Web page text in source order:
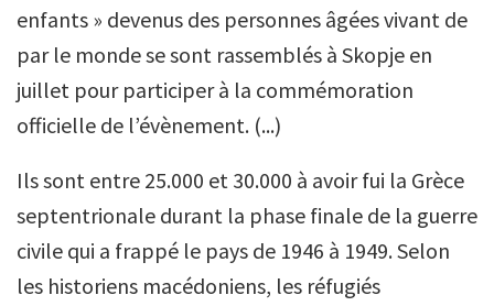
enfants » devenus des personnes âgées vivant de
par le monde se sont rassemblés à Skopje en
juillet pour participer à la commémoration
officielle de l’évènement. (...)
Ils sont entre 25.000 et 30.000 à avoir fui la Grèce
septentrionale durant la phase finale de la guerre
civile qui a frappé le pays de 1946 à 1949. Selon
les historiens macédoniens, les réfugiés